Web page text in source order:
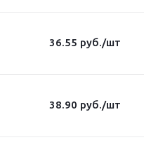
36.55 руб./шт
38.90 руб./шт